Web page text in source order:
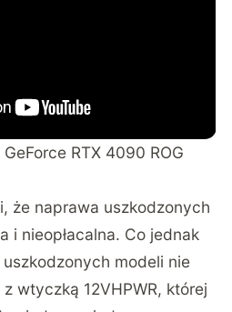
RTX 4090 ROG
że naprawa uszkodzonych
i nieopłacalna. Co jednak
modeli nie
wtyczką 12VHPWR, której